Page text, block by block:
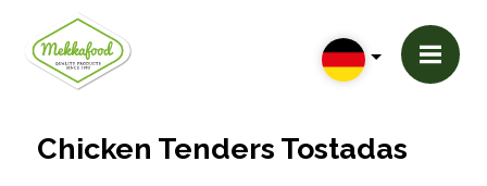
Chicken Tenders Tostadas